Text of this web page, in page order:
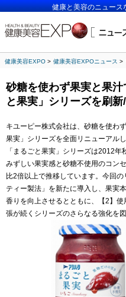
健康と美容のニュース
健康美容EXPO 健康美容EXPOニュース
砂糖を使わず果実と果
と果実」シリーズを刷
キユーピー株式会社は、砂糖を使わ
果実」シリーズを全面リニューアルし
「まるごと果実」シリーズは2012
みずしい果実感と砂糖不使用のコン
比2倍以上で推移しています。今回
ティー製法」を新たに導入し、果実
香りを向上させるとともに、【2】
張が続くシリーズのさらなる強化を図